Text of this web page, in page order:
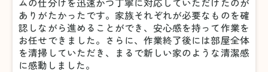
ありがたかったです。家族それぞれが必要なものを確
認しながら進めることができ、安心感を持って作業を
お任せできました。さらに、作業終了後には部屋全体
を清掃していただき、まるで新しい家のような清潔感
に感動しました。